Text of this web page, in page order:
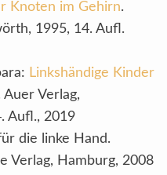
Knoten im Gehirn.
1995, 14. Aufl.
Linkshändige Kinder
Auer Verlag,
Aufl., 2019
die linke Hand.
Verlag, Hamburg, 2008